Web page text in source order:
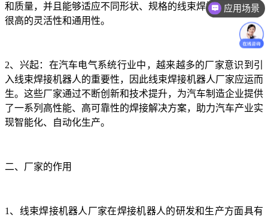
和质量，并且能够适应不同形状、规格的线束焊接需求，具有
很高的灵活性和通用性。
2、兴起：在汽车电气系统行业中，越来越多的厂家意识到引
入线束焊接机器人的重要性，因此线束焊接机器人厂家应运而
生。这些厂家通过不断创新和技术提升，为汽车制造企业提供
了一系列高性能、高可靠性的焊接解决方案，助力汽车产业实
现智能化、自动化生产。
二、厂家的作用
1、线束焊接机器人厂家在焊接机器人的研发和生产方面具有
应用场景